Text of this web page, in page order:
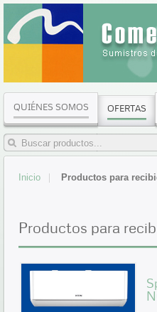
QUIÉNES SOMOS OFERTAS
Inicio Productos para
Productos para